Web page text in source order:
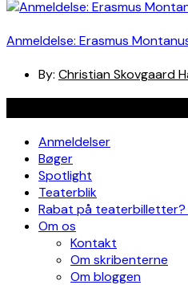
Anmeldelse: Erasmus
By: Christian Skovgaard
Anmeldelser
Bøger
Spotlight
Teaterblik
Rabat på teaterbilletter?
Om os
Kontakt
Om skribenterne
Om bloggen